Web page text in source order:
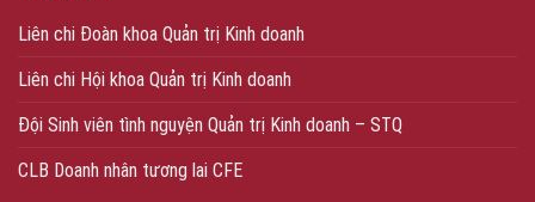
Liên chi Đoàn khoa Quản trị Kinh doanh
Liên chi Hội khoa Quản trị Kinh doanh
Đội Sinh viên tình nguyện Quản trị Kinh doanh – STQ
CLB Doanh nhân tương lai CFE